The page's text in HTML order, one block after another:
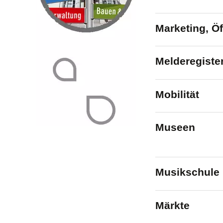
Marketing,
Mobilität
Museen
Musikschule
Märkte